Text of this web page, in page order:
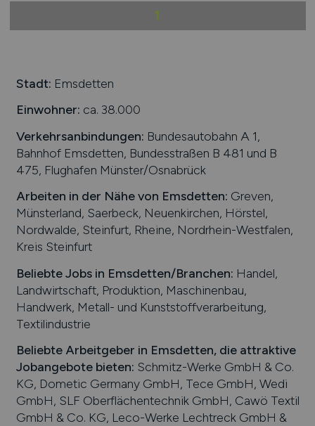
1
Stadt: Emsdetten
Einwohner: ca. 38.000
Verkehrsanbindungen: Bundesautobahn A 1,
Bahnhof Emsdetten, Bundesstraßen B 481 und B
475, Flughafen Münster/Osnabrück
Arbeiten in der Nähe von Emsdetten: Greven,
Münsterland, Saerbeck, Neuenkirchen, Hörstel,
Nordwalde, Steinfurt, Rheine, Nordrhein-Westfalen,
Kreis Steinfurt
Beliebte Jobs in Emsdetten/Branchen: Handel,
Landwirtschaft, Produktion, Maschinenbau,
Handwerk, Metall- und Kunststoffverarbeitung,
Textilindustrie
Beliebte Arbeitgeber in Emsdetten, die attraktive
Jobangebote bieten: Schmitz-Werke GmbH & Co.
KG, Dometic Germany GmbH, Tece GmbH, Wedi
GmbH, SLF Oberflächentechnik GmbH, Cawö Textil
GmbH & Co. KG, Leco-Werke Lechtreck GmbH &